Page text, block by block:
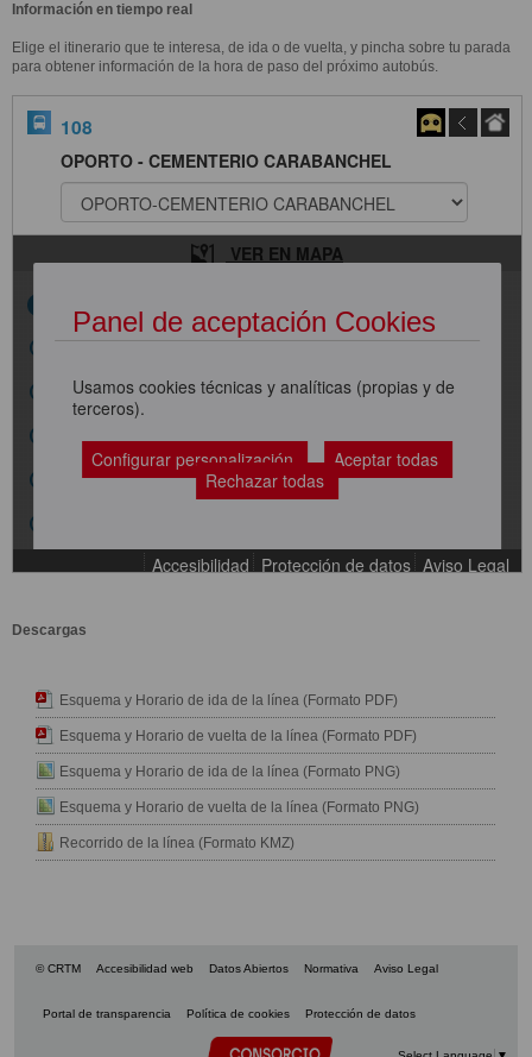
Información en tiempo real
Elige el itinerario que te interesa, de ida o de vuelta, y pincha sobre tu parada
para obtener información de la hora de paso del próximo autobús.
Descargas
Esquema y Horario de ida de la línea (Formato PDF)
Esquema y Horario de vuelta de la línea (Formato PDF)
Esquema y Horario de ida de la línea (Formato PNG)
Esquema y Horario de vuelta de la línea (Formato PNG)
Recorrido de la línea (Formato KMZ)
© CRTM Accesibilidad web Datos Abiertos Normativa Aviso Legal
Portal de transparencia Política de cookies Protección de datos